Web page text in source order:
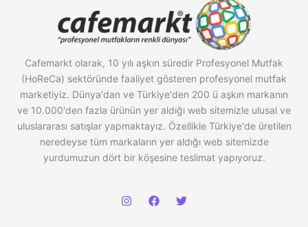
Cafemarkt olarak, 10 yılı aşkın süredir Profesyonel Mutfak
(HoReCa) sektöründe faaliyet gösteren profesyonel mutfak
marketiyiz. Dünya'dan ve Türkiye'den 200 ü aşkın markanın
ve 10.000'den fazla ürünün yer aldığı web sitemizle ulusal ve
uluslararası satışlar yapmaktayız. Özellikle Türkiye'de üretilen
neredeyse tüm markaların yer aldığı web sitemizde
yurdumuzun dört bir köşesine teslimat yapıyoruz.